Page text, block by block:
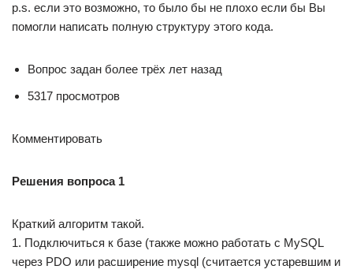
p.s. если это возможно, то было бы не плохо если бы Вы
помогли написать полную структуру этого кода.
Вопрос задан более трёх лет назад
5317 просмотров
Комментировать
Решения вопроса 1
Краткий алгоритм такой.
1. Подключиться к базе (также можно работать с MySQL
через PDO или расширение mysql (считается устаревшим и